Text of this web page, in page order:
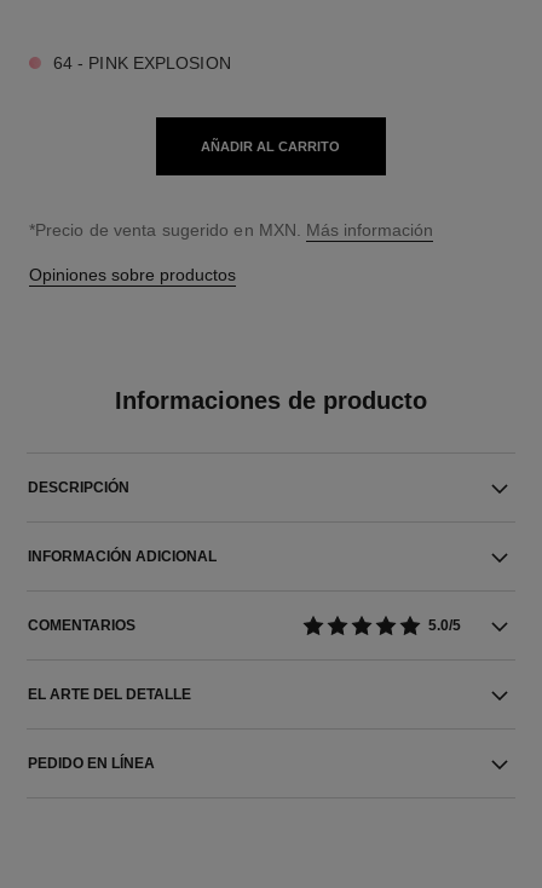
64 - PINK EXPLOSION
AÑADIR AL CARRITO
↩
*Precio de venta sugerido en MXN. Más información
Opiniones sobre productos
Informaciones de producto
DESCRIPCIÓN
INFORMACIÓN ADICIONAL
COMENTARIOS 5.0/5
EL ARTE DEL DETALLE
PEDIDO EN LÍNEA